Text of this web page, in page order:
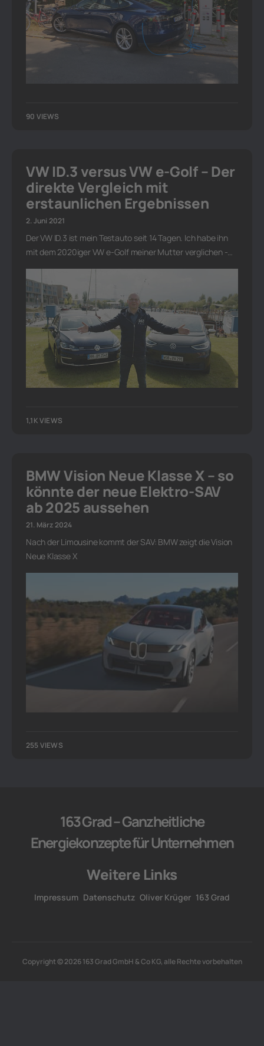
90 VIEWS
VW ID.3 versus VW e-Golf – Der
direkte Vergleich mit
erstaunlichen Ergebnissen
2. Juni 2021
Der VW ID.3 ist mein Testauto seit 14 Tagen. Ich habe ihn
mit dem 2020iger VW e-Golf meiner Mutter verglichen -…
1,1K VIEWS
BMW Vision Neue Klasse X – so
könnte der neue Elektro-SAV
ab 2025 aussehen
21. März 2024
Nach der Limousine kommt der SAV: BMW zeigt die Vision
Neue Klasse X
255 VIEWS
163 Grad – Ganzheitliche
Energiekonzepte für Unternehmen
Weitere Links
Impressum Datenschutz Oliver Krüger 163 Grad
Copyright © 2026 163 Grad GmbH & Co KG, alle Rechte vorbehalten